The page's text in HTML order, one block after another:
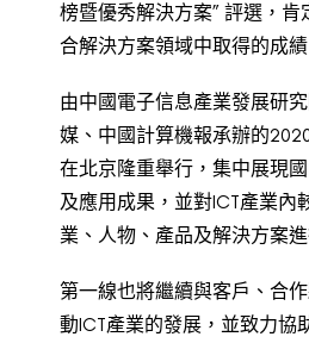
榜暨優秀解決方案” 評選，
合解決方案領域中取得的成績
由中國電子信息產業發展研
媒、中國計算機報承辦的
在北京隆重舉行，集中展現
及應用成果，並對ICT產業內
業、人物、產品及解決方案進
第一線也將繼續與客戶、合
動ICT產業的發展，並致力協